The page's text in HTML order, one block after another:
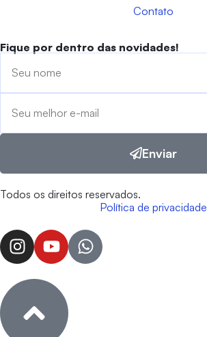
Contato
Fique por dentro das novidades!
Enviar
Todos os direitos reservados.
Política de privacidade